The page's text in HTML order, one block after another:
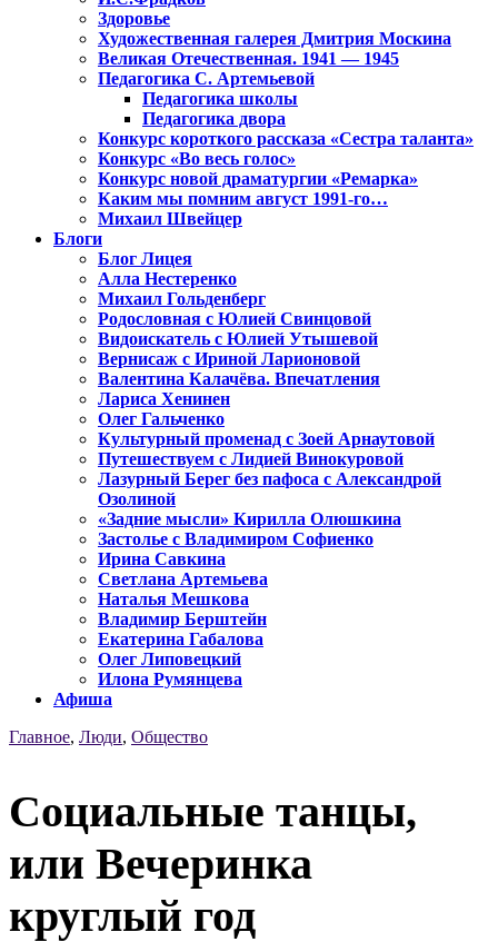
Здоровье
Художественная галерея Дмитрия Москина
Великая Отечественная. 1941 — 1945
Педагогика С. Артемьевой
Педагогика школы
Педагогика двора
Конкурс короткого рассказа «Сестра таланта»
Конкурс «Во весь голос»
Конкурс новой драматургии «Ремарка»
Каким мы помним август 1991-го…
Михаил Швейцер
Блоги
Блог Лицея
Алла Нестеренко
Михаил Гольденберг
Родословная с Юлией Свинцовой
Видоискатель с Юлией Утышевой
Вернисаж с Ириной Ларионовой
Валентина Калачёва. Впечатления
Лариса Хенинен
Олег Гальченко
Культурный променад с Зоей Арнаутовой
Путешествуем с Лидией Винокуровой
Лазурный Берег без пафоса с Александрой
Озолиной
«Задние мысли» Кирилла Олюшкина
Застолье с Владимиром Софиенко
Ирина Савкина
Светлана Артемьева
Наталья Мешкова
Владимир Берштейн
Екатерина Габалова
Олег Липовецкий
Илона Румянцева
Афиша
Главное, Люди, Общество
Социальные танцы,
или Вечеринка
круглый год